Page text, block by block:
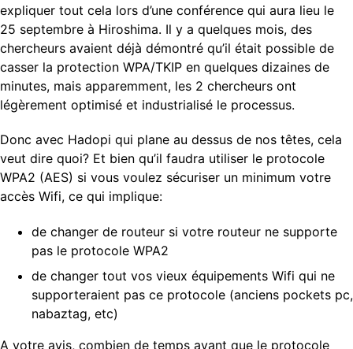
expliquer tout cela lors d’une conférence qui aura lieu le
25 septembre à Hiroshima. Il y a quelques mois, des
chercheurs avaient déjà démontré qu’il était possible de
casser la protection WPA/TKIP en quelques dizaines de
minutes, mais apparemment, les 2 chercheurs ont
légèrement optimisé et industrialisé le processus.
Donc avec Hadopi qui plane au dessus de nos têtes, cela
veut dire quoi? Et bien qu’il faudra utiliser le protocole
WPA2 (AES) si vous voulez sécuriser un minimum votre
accès Wifi, ce qui implique:
de changer de routeur si votre routeur ne supporte
pas le protocole WPA2
de changer tout vos vieux équipements Wifi qui ne
supporteraient pas ce protocole (anciens pockets pc,
nabaztag, etc)
A votre avis, combien de temps avant que le protocole